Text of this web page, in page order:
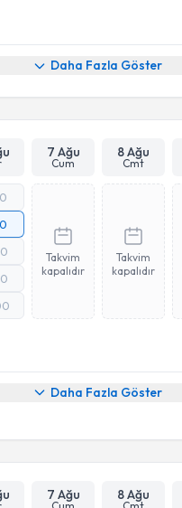
Daha Fazla Göster
7 Ağu
Cum
8 Ağu
Cmt
Takvim
kapalıdır
Takvim
kapalıdır
Daha Fazla Göster
7 Ağu
Cum
8 Ağu
Cmt